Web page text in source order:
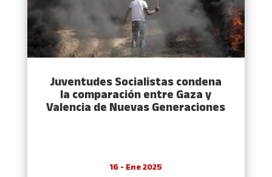
Juventudes Socialistas condena
la comparación entre Gaza y
Valencia de Nuevas Generaciones
16 - Ene 2025